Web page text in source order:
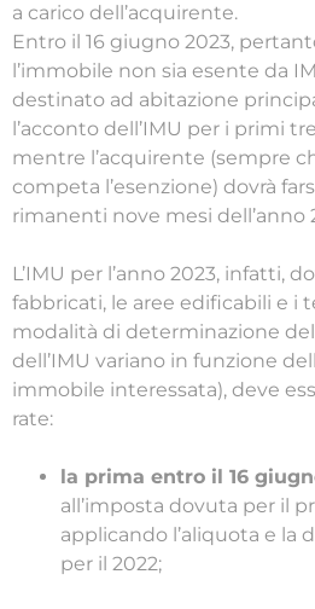
a carico dell’acquirente.
Entro il 16 giugno 2023,
l’immobile non sia esente da
destinato ad abitazione
l’acconto dell’IMU per i primi
mentre l’acquirente (sempre
competa l’esenzione) dovrà
rimanenti nove mesi dell’anno
L’IMU per l’anno 2023, infatti,
fabbricati, le aree edificabili e i
modalità di determinazione
dell’IMU variano in funzione
immobile interessata), deve
rate:
la prima entro il 16
all’imposta dovuta per il
applicando l’aliquota e la
per il 2022;